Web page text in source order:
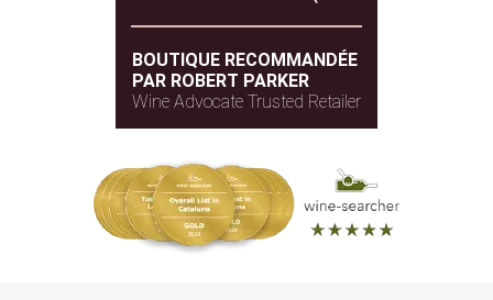
BOUTIQUE RECOMMANDÉE
PAR ROBERT PARKER
Wine Advocate Trusted Retailer